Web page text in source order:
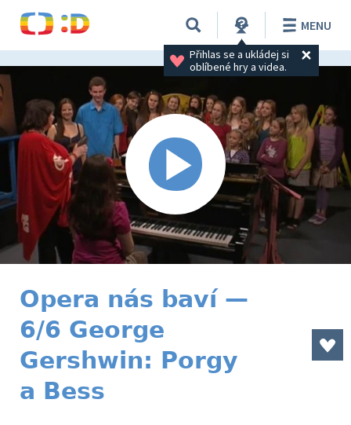
Přihlas se a ukládej si
oblíbené hry a videa.
MENU
Opera nás baví —
6/6 George
Gershwin: Porgy
a Bess